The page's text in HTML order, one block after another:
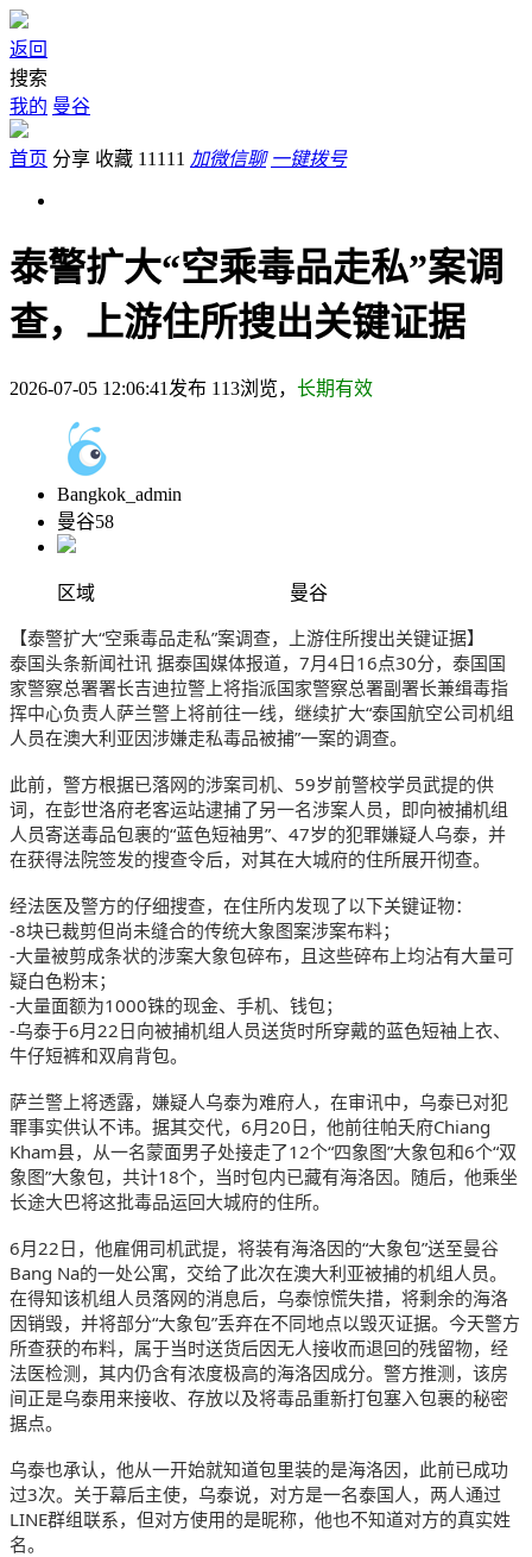
返回
搜索
我的 曼谷
首页 分享 收藏 11111 加微信聊 一键拨号
泰警扩大“空乘毒品走私”案调
查，上游住所搜出关键证据
2026-07-05 12:06:41发布 113浏览， 长期有效
Bangkok_admin
曼谷58
区域 曼谷
【泰警扩大“空乘毒品走私”案调查，上游住所搜出关键证据】
泰国头条新闻社讯 据泰国媒体报道，7月4日16点30分，泰国国
家警察总署署长吉迪拉警上将指派国家警察总署副署长兼缉毒指
挥中心负责人萨兰警上将前往一线，继续扩大“泰国航空公司机组
人员在澳大利亚因涉嫌走私毒品被捕”一案的调查。
此前，警方根据已落网的涉案司机、59岁前警校学员武提的供
词，在彭世洛府老客运站逮捕了另一名涉案人员，即向被捕机组
人员寄送毒品包裹的“蓝色短袖男”、47岁的犯罪嫌疑人乌泰，并
在获得法院签发的搜查令后，对其在大城府的住所展开彻查。
经法医及警方的仔细搜查，在住所内发现了以下关键证物：
-8块已裁剪但尚未缝合的传统大象图案涉案布料；
-大量被剪成条状的涉案大象包碎布，且这些碎布上均沾有大量可
疑白色粉末；
-大量面额为1000铢的现金、手机、钱包；
-乌泰于6月22日向被捕机组人员送货时所穿戴的蓝色短袖上衣、
牛仔短裤和双肩背包。
萨兰警上将透露，嫌疑人乌泰为难府人，在审讯中，乌泰已对犯
罪事实供认不讳。据其交代，6月20日，他前往帕夭府Chiang
Kham县，从一名蒙面男子处接走了12个“四象图”大象包和6个“双
象图”大象包，共计18个，当时包内已藏有海洛因。随后，他乘坐
长途大巴将这批毒品运回大城府的住所。
6月22日，他雇佣司机武提，将装有海洛因的“大象包”送至曼谷
Bang Na的一处公寓，交给了此次在澳大利亚被捕的机组人员。
在得知该机组人员落网的消息后，乌泰惊慌失措，将剩余的海洛
因销毁，并将部分“大象包”丢弃在不同地点以毁灭证据。今天警方
所查获的布料，属于当时送货后因无人接收而退回的残留物，经
法医检测，其内仍含有浓度极高的海洛因成分。警方推测，该房
间正是乌泰用来接收、存放以及将毒品重新打包塞入包裹的秘密
据点。
乌泰也承认，他从一开始就知道包里装的是海洛因，此前已成功
过3次。关于幕后主使，乌泰说，对方是一名泰国人，两人通过
LINE群组联系，但对方使用的是昵称，他也不知道对方的真实姓
名。